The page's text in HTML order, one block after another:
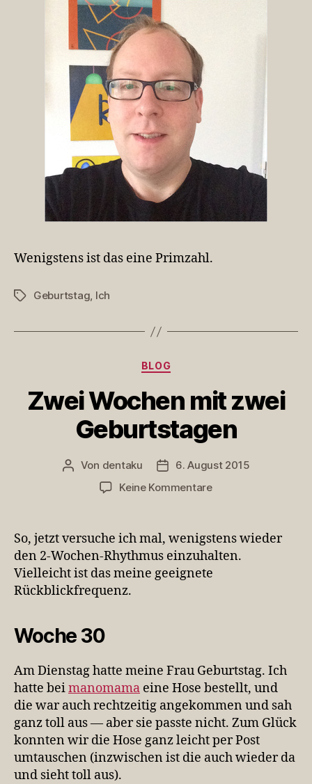
Wenigstens ist das eine Primzahl.
Schlagwörter
Geburtstag, Ich
Kategorien
BLOG
Zwei Wochen mit zwei
Geburtstagen
Beitragsautor
Von dentaku Veröffentlichungsdatum
6. August 2015
Keine Kommentarezu
mit
zwei
Geburtstagen
So, jetzt versuche ich mal, wenigstens wieder
den 2-Wochen-Rhythmus einzuhalten.
Vielleicht ist das meine geeignete
Rückblickfrequenz.
Woche 30
Am Dienstag hatte meine Frau Geburtstag. Ich
hatte beimanomama eine Hose bestellt, und
die war auch rechtzeitig angekommen und sah
ganz toll aus — aber sie passte nicht. Zum Glück
konnten wir die Hose ganz leicht per Post
umtauschen (inzwischen ist die auch wieder da
und sieht toll aus).